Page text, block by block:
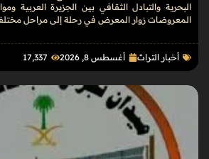
البحرية والتبادل الثقافي بين الجزيرة العربية
المعروضات زوار المعرض في رحلة إلى مراحل
أخبار التراث أغسطس 8, 2026 17٬337